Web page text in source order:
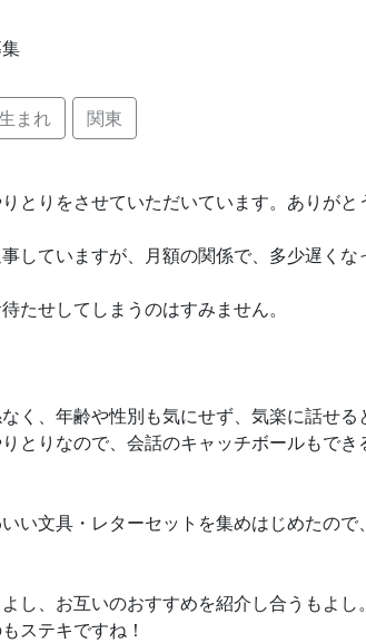
まれ 関東
とりをさせていただいています。ありがと
していますが、月額の関係で、多少遅くな
たせしてしまうのはすみません。
く、年齢や性別も気にせず、気楽に話せる
とりなので、会話のキャッチボールもでき
い文具・レターセットを集めはじめたので
し、お互いのおすすめを紹介し合うもよし。
ステキですね！